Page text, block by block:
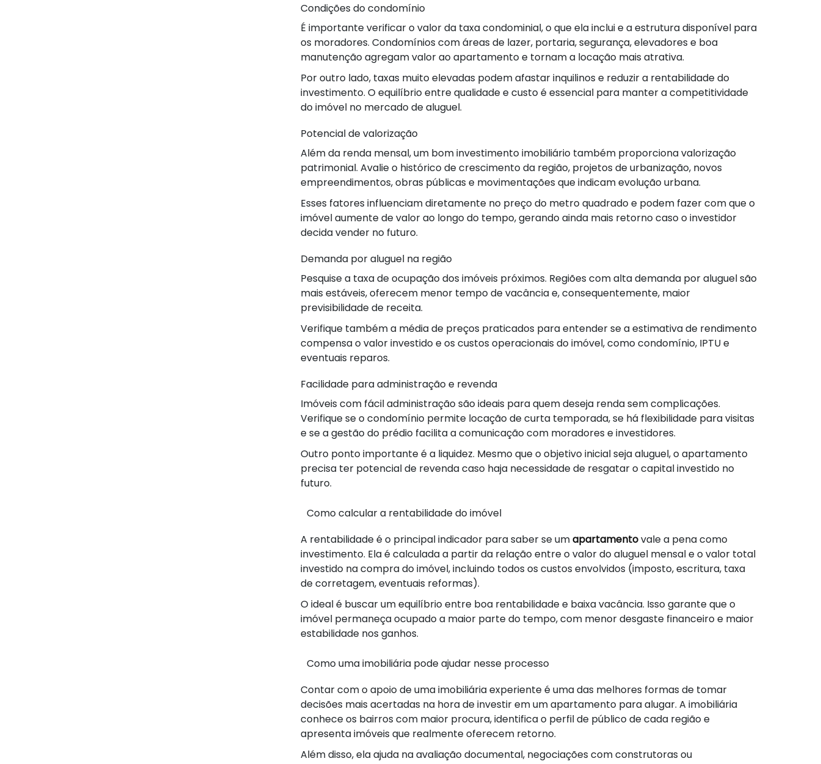
Condições do condomínio
É importante verificar o valor da taxa condominial, o que ela inclui e a estrutura disponível para
os moradores. Condomínios com áreas de lazer, portaria, segurança, elevadores e boa
manutenção agregam valor ao apartamento e tornam a locação mais atrativa.
Por outro lado, taxas muito elevadas podem afastar inquilinos e reduzir a rentabilidade do
investimento. O equilíbrio entre qualidade e custo é essencial para manter a competitividade
do imóvel no mercado de aluguel.
Potencial de valorização
Além da renda mensal, um bom investimento imobiliário também proporciona valorização
patrimonial. Avalie o histórico de crescimento da região, projetos de urbanização, novos
empreendimentos, obras públicas e movimentações que indicam evolução urbana.
Esses fatores influenciam diretamente no preço do metro quadrado e podem fazer com que o
imóvel aumente de valor ao longo do tempo, gerando ainda mais retorno caso o investidor
decida vender no futuro.
Demanda por aluguel na região
Pesquise a taxa de ocupação dos imóveis próximos. Regiões com alta demanda por aluguel são
mais estáveis, oferecem menor tempo de vacância e, consequentemente, maior
previsibilidade de receita.
Verifique também a média de preços praticados para entender se a estimativa de rendimento
compensa o valor investido e os custos operacionais do imóvel, como condomínio, IPTU e
eventuais reparos.
Facilidade para administração e revenda
Imóveis com fácil administração são ideais para quem deseja renda sem complicações.
Verifique se o condomínio permite locação de curta temporada, se há flexibilidade para visitas
e se a gestão do prédio facilita a comunicação com moradores e investidores.
Outro ponto importante é a liquidez. Mesmo que o objetivo inicial seja aluguel, o apartamento
precisa ter potencial de revenda caso haja necessidade de resgatar o capital investido no
futuro.
Como calcular a rentabilidade do imóvel
A rentabilidade é o principal indicador para saber se umapartamentovale a pena como
investimento. Ela é calculada a partir da relação entre o valor do aluguel mensal e o valor total
investido na compra do imóvel, incluindo todos os custos envolvidos (imposto, escritura, taxa
de corretagem, eventuais reformas).
O ideal é buscar um equilíbrio entre boa rentabilidade e baixa vacância. Isso garante que o
imóvel permaneça ocupado a maior parte do tempo, com menor desgaste financeiro e maior
estabilidade nos ganhos.
Como uma imobiliária pode ajudar nesse processo
Contar com o apoio de uma imobiliária experiente é uma das melhores formas de tomar
decisões mais acertadas na hora de investir em um apartamento para alugar. A imobiliária
conhece os bairros com maior procura, identifica o perfil de público de cada região e
apresenta imóveis que realmente oferecem retorno.
Além disso, ela ajuda na avaliação documental, negociações com construtoras ou